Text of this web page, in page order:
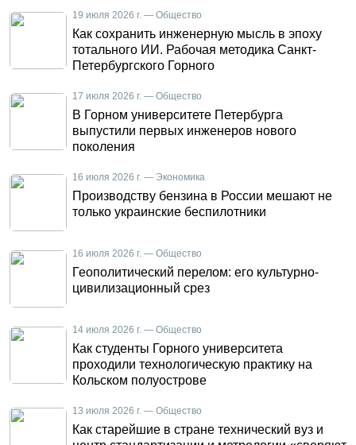
19 июля 2026 г. — Общество
Как сохранить инженерную мысль в эпоху
тотального ИИ. Рабочая методика Санкт-
Петербургского Горного
17 июля 2026 г. — Общество
В Горном университете Петербурга
выпустили первых инженеров нового
поколения
16 июля 2026 г. — Экономика
Производству бензина в России мешают не
только украинские беспилотники
16 июля 2026 г. — Общество
Геополитический перелом: его культурно-
цивилизационный срез
14 июля 2026 г. — Общество
Как студенты Горного университета
проходили технологическую практику на
Кольском полуострове
13 июля 2026 г. — Общество
Как старейшие в стране технический вуз и